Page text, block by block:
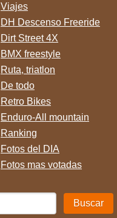
Viajes
DH Descenso Freeride
Dirt Street 4X
BMX freestyle
Ruta, triatlon
De todo
Retro Bikes
Enduro-All mountain
Ranking
Fotos del DIA
Fotos mas votadas
Buscar